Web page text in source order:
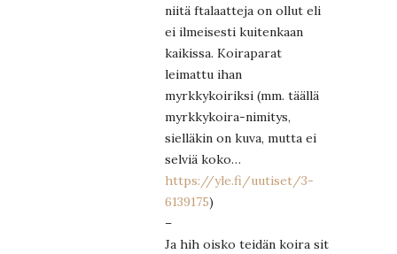
niitä ftalaatteja on ollut eli
ei ilmeisesti kuitenkaan
kaikissa. Koiraparat
leimattu ihan
myrkkykoiriksi (mm. täällä
myrkkykoira-nimitys,
sielläkin on kuva, mutta ei
selviä koko…
https://yle.fi/uutiset/3-
6139175)
–
Ja hih oisko teidän koira sit